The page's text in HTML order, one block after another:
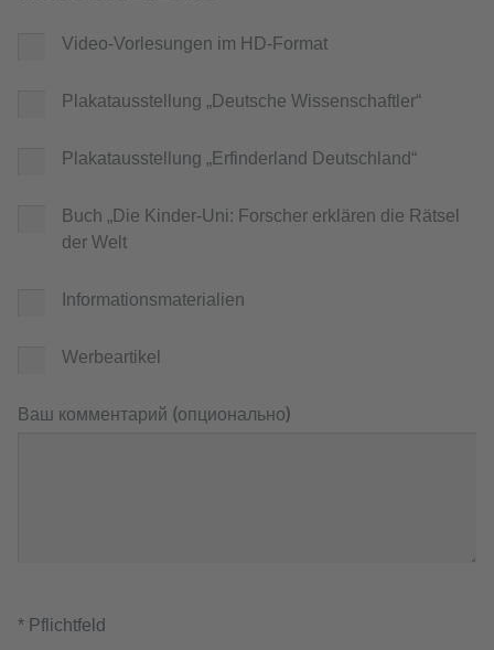
Video-Vorlesungen im HD-Format
Plakatausstellung „Deutsche Wissenschaftler“
Plakatausstellung „Erfinderland Deutschland“
Buch „Die Kinder-Uni: Forscher erklären die Rätsel
der Welt
Informationsmaterialien
Werbeartikel
Ваш комментарий (опционально)
* Pflichtfeld